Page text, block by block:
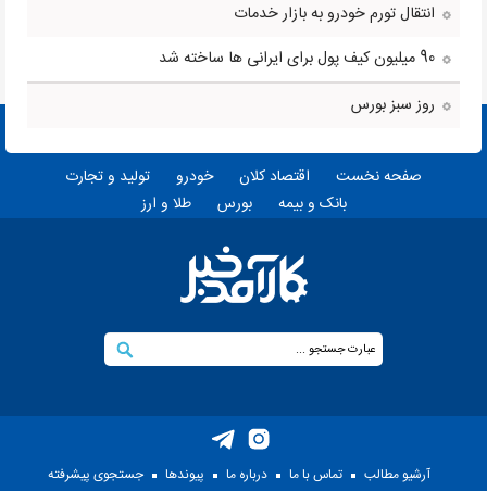
انتقال تورم خودرو به بازار خدمات
90 میلیون کیف پول برای ایرانی ها ساخته شد
روز سبز بورس
صفحه نخست اقتصاد کلان خودرو
تولید و تجارت
بانک و بیمه
بورس طلا و ارز
آرشیو مطالب تماس با ما درباره ما پيوندها جستجوی پيشرفته